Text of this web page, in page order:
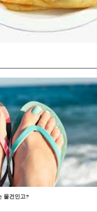
물건인고?